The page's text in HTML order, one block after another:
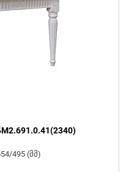
495 (მმ)